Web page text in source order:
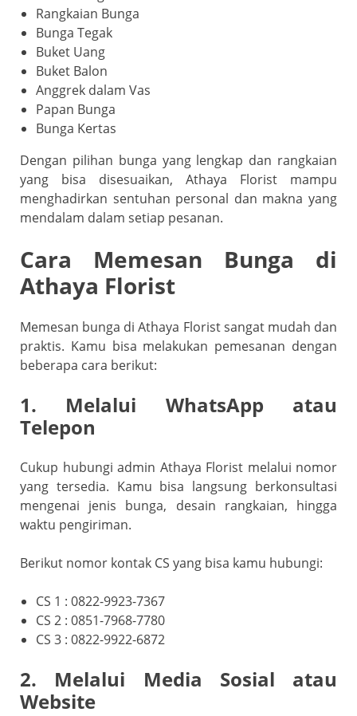
Rangkaian Bunga
Bunga Tegak
Buket Uang
Buket Balon
Anggrek dalam Vas
Papan Bunga
Bunga Kertas
Dengan pilihan bunga yang lengkap dan rangkaian
yang bisa disesuaikan, Athaya Florist mampu
menghadirkan sentuhan personal dan makna yang
mendalam dalam setiap pesanan.
Cara Memesan Bunga di
Athaya Florist
Memesan bunga di Athaya Florist sangat mudah dan
praktis. Kamu bisa melakukan pemesanan dengan
beberapa cara berikut:
1. Melalui WhatsApp atau
Telepon
Cukup hubungi admin Athaya Florist melalui nomor
yang tersedia. Kamu bisa langsung berkonsultasi
mengenai jenis bunga, desain rangkaian, hingga
waktu pengiriman.
Berikut nomor kontak CS yang bisa kamu hubungi:
CS 1 : 0822-9923-7367
CS 2 : 0851-7968-7780
CS 3 : 0822-9922-6872
2. Melalui Media Sosial atau
Website